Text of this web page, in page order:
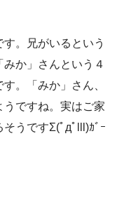
。兄がいるという
か」さんという４
。「みか」さん、
うですね。実はご家
うですΣ(ﾟдﾟlll)ｶﾞｰ